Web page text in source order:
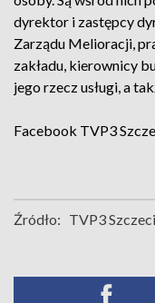
dyrektor i zastępcy
Zarządu Melioracji,
zakładu, kierownicy
jego rzecz usługi, a
Facebook TVP3
Źródło: TVP3